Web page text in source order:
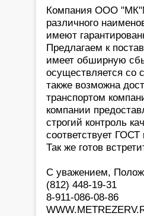
Компания ООО
различного
имеют
Предлагаем к
имеет обширную
осуществляется со
также возможна
транспортом
компании
строгий контроль
соответствует ГОСТ
Так же готов
С уважением,
(812) 448-19-31
8-911-086-08-86